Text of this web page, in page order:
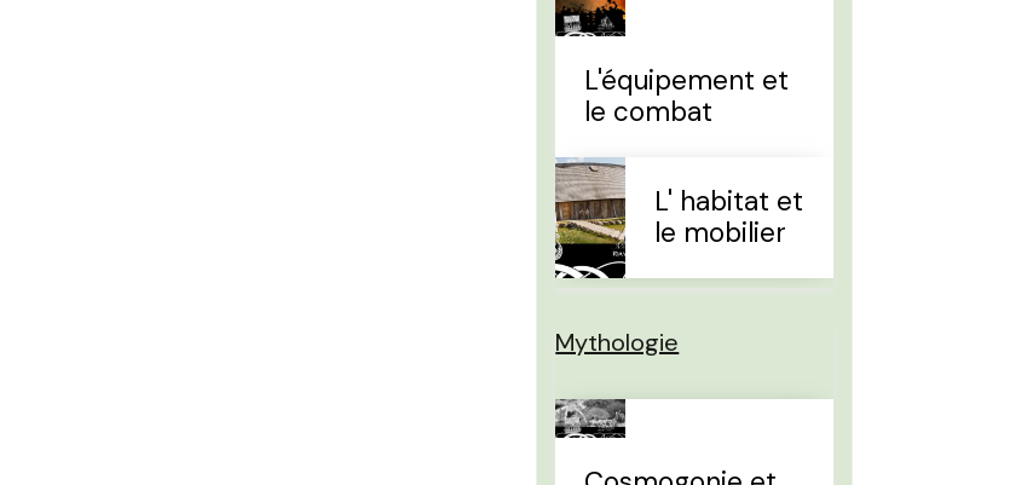
L'équipement et
le combat
L' habitat et
le mobilier
Mythologie